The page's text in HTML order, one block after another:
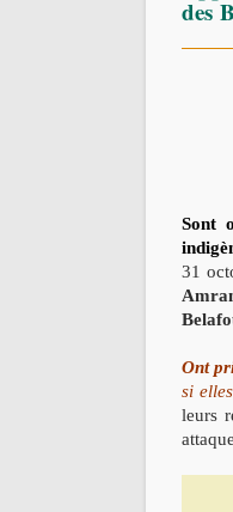
des
Sont
31
Ont
si
leurs